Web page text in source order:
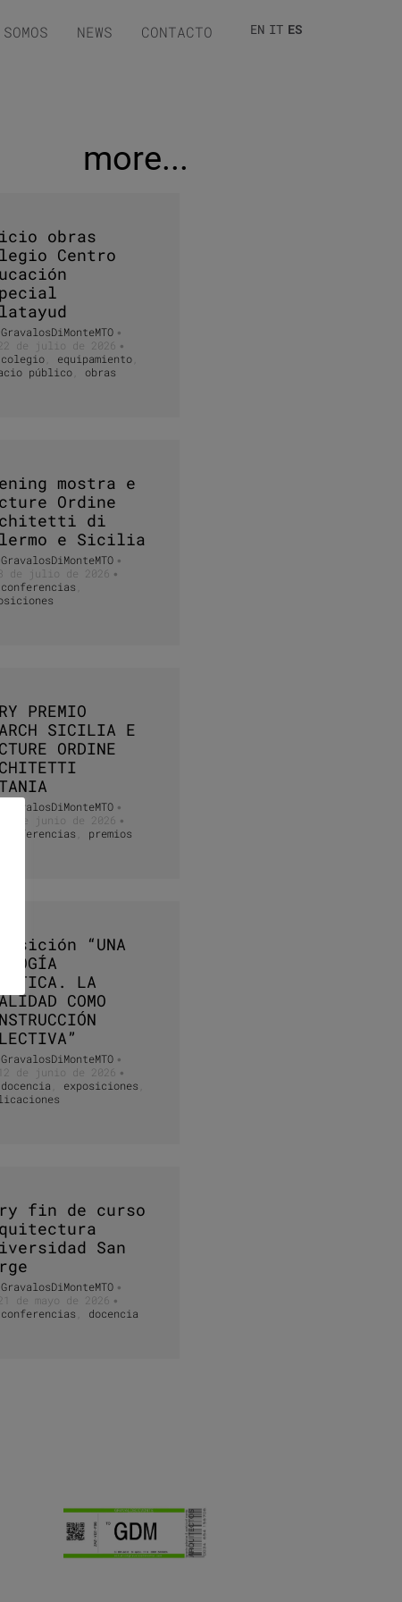
NEWS CONTACTO EN IT ES
more...
obras
Centro
GravalosDiMonteMTO •
de julio de 2026 •
colegio, equipamiento,
público, obras
mostra e
Ordine
di
e Sicilia
GravalosDiMonteMTO •
de julio de 2026 •
conferencias
PREMIO
SICILIA E
ORDINE
GravalosDiMonteMTO •
30 de junio de 2026 •
conferencias premios
“UNA
LA
COMO
GravalosDiMonteMTO •
12 de junio de 2026 •
docencia exposiciones
fin de curso
San
GravalosDiMonteMTO •
de mayo de 2026 •
conferencias docencia